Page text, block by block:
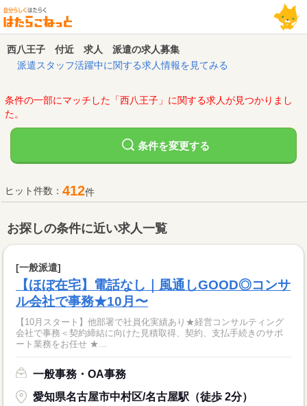
西八王子 付近 求人 派遣の求人募集
派遣スタッフ活躍中に関する求人情報を見てみる
条件の一部にマッチした「西八王子」に関する求人が見つかりまし
た。
条件を変更する
ヒット件数： 412件
お探しの条件に近い求人一覧
[一般派遣]
【ほぼ在宅】電話なし｜風通しGOOD◎コンサ
ル会社で事務★10月〜
【10月スタート】他部署で社員化実績あり★経営コンサルティング
会社で事務＜契約締結に向けた見積取得、契約、支払手続きのサポ
ート業務をお任せ ★...
一般事務・OA事務
愛知県名古屋市中村区/名古屋駅（徒歩 2分）